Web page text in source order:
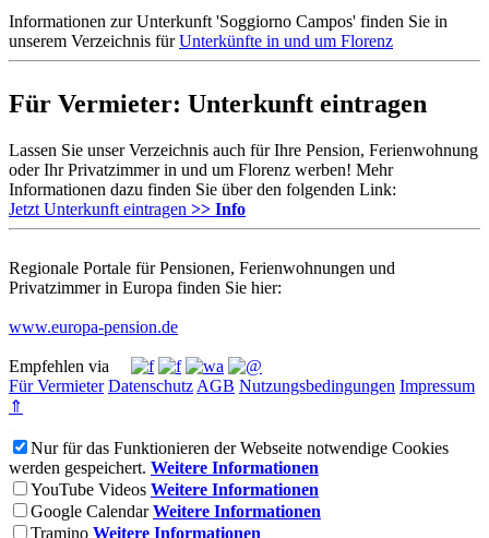
Informationen zur Unterkunft 'Soggiorno Campos' finden Sie in
unserem Verzeichnis fürUnterkünfte in und um Florenz
Für Vermieter: Unterkunft eintragen
Lassen Sie unser Verzeichnis auch für Ihre Pension, Ferienwohnung
oder Ihr Privatzimmer in und um Florenz werben! Mehr
Informationen dazu finden Sie über den folgenden Link:
Jetzt Unterkunft eintragen >> Info
Regionale Portale für Pensionen, Ferienwohnungen und
Privatzimmer in Europa finden Sie hier:
www.europa-pension.de
Empfehlen via
Für Vermieter Datenschutz AGB Nutzungsbedingungen Impressum
⇑
Nur für das Funktionieren der Webseite notwendige Cookies
werden gespeichert. Weitere Informationen
YouTube Videos Weitere Informationen
Google Calendar Weitere Informationen
Tramino Weitere Informationen